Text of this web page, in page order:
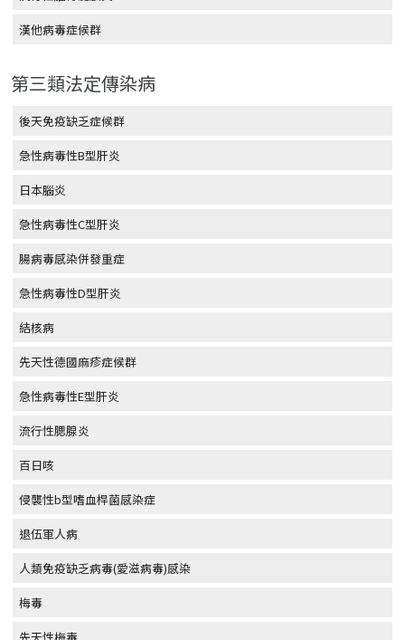
漢他病毒症候群
第三類法定傳染病
後天免疫缺乏症候群
急性病毒性B型肝炎
日本腦炎
急性病毒性C型肝炎
腸病毒感染併發重症
急性病毒性D型肝炎
結核病
先天性德國麻疹症候群
急性病毒性E型肝炎
流行性腮腺炎
百日咳
侵襲性b型嗜血桿菌感染症
退伍軍人病
人類免疫缺乏病毒(愛滋病毒)感染
梅毒